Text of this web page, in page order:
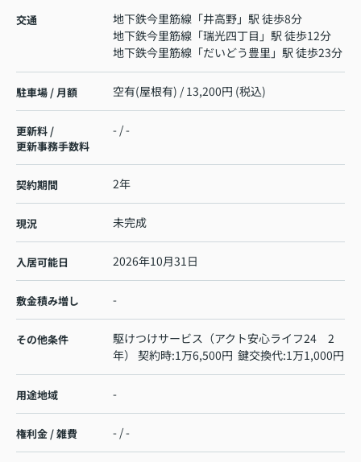
交通 地下鉄今里筋線 「井高野」駅 徒歩8分
地下鉄今里筋線 「瑞光四丁目 」駅 徒歩12分
地下鉄今里筋線 「だいどう豊里 」駅 徒歩23分
駐車場 / 月額 空有(屋根有) / 13,200円 (税込)
更新料 /
更新事務手数料
- / -
契約期間 2年
現況 未完成
入居可能日 2026年10月31日
敷金積み増し -
その他条件
駆けつけサービス（アクト安心ライフ24 2
年） 契約時:1万6,500円 鍵交換代:1万1,000円
用途地域 -
権利金 / 雑費 - / -